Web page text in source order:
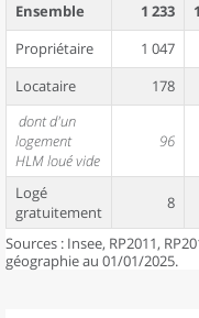
Ensemble 1 233
Propriétaire
1 047
Locataire
178
dont d'un
logement
HLM loué vide
96
Logé
gratuitement
8
Sources : Insee, RP2011,
géographie au 01/01/2025.